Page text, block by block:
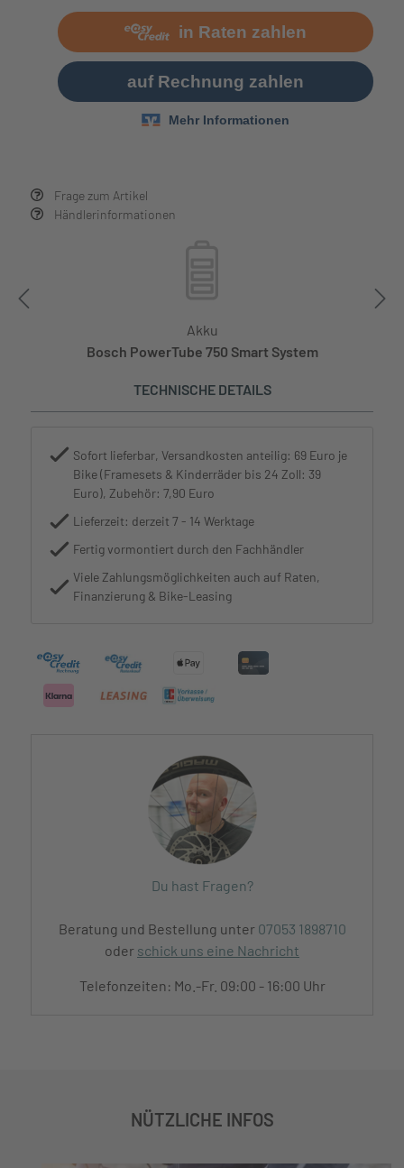
Frage zum Artikel
Händlerinformationen
Akku
Bosch PowerTube 750 Smart System
TECHNISCHE DETAILS
Sofort lieferbar, Versandkosten anteilig: 69 Euro je
Bike (Framesets & Kinderräder bis 24 Zoll: 39
Euro), Zubehör: 7,90 Euro
Lieferzeit: derzeit 7 - 14 Werktage
Fertig vormontiert durch den Fachhändler
Viele Zahlungsmöglichkeiten auch auf Raten,
Finanzierung & Bike-Leasing
Du hast Fragen?
Beratung und Bestellung unter 07053 1898710
oder schick uns eine Nachricht
Telefonzeiten: Mo.-Fr. 09:00 - 16:00 Uhr
NÜTZLICHE INFOS